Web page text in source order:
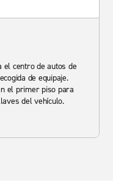
el centro de autos de
de equipaje.
el primer piso para
del vehículo.